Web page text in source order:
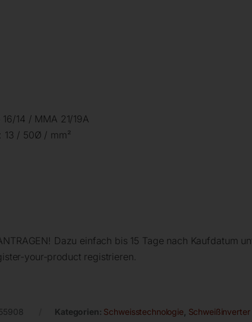
14 / MMA 21/19A
13 / 50Ø / mm²
Dazu einfach bis 15 Tage nach Kaufdatum
your-product registrieren.
Kategorien: Schweisstechnologie Schweißinverter